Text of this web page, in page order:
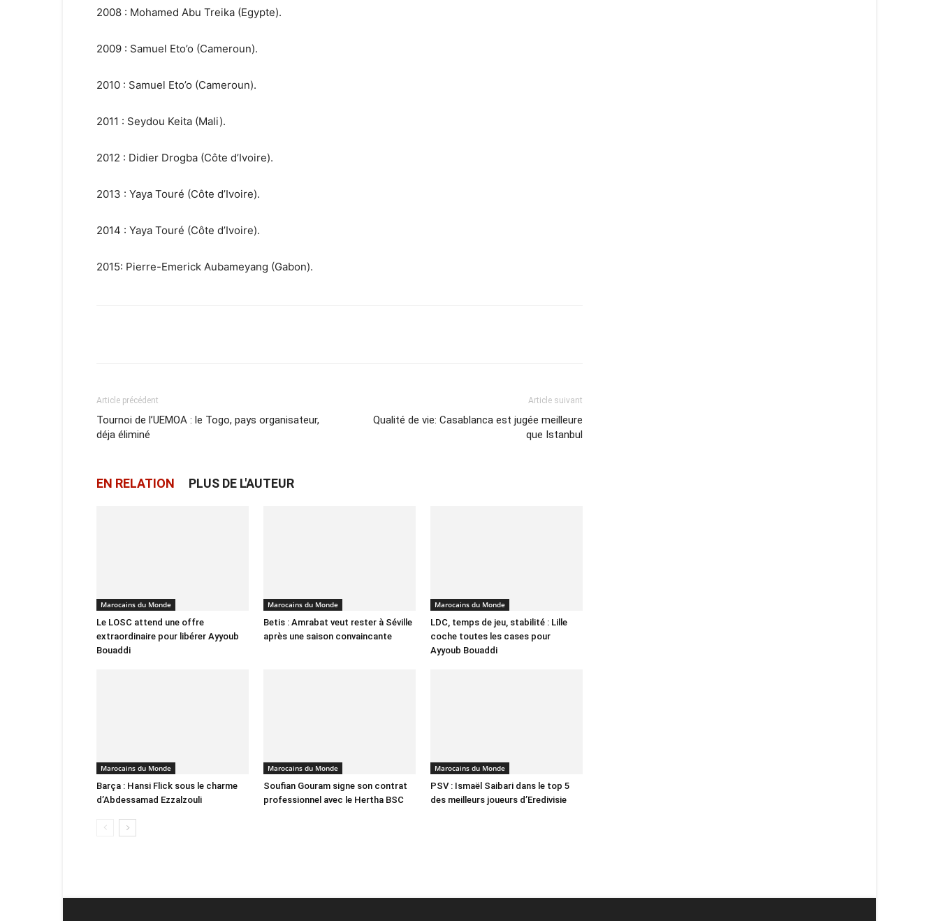
2008 : Mohamed Abu Treika (Egypte).
2009 : Samuel Eto’o (Cameroun).
2010 : Samuel Eto’o (Cameroun).
2011 : Seydou Keita (Mali).
2012 : Didier Drogba (Côte d’Ivoire).
2013 : Yaya Touré (Côte d’Ivoire).
2014 : Yaya Touré (Côte d’Ivoire).
2015: Pierre-Emerick Aubameyang (Gabon).
Article précédent
Tournoi de l’UEMOA : le Togo, pays organisateur,
déja éliminé
Article suivant
Qualité de vie: Casablanca est jugée meilleure
que Istanbul
EN RELATION PLUS DE L'AUTEUR
Marocains du Monde
Le LOSC attend une offre
extraordinaire pour libérer Ayyoub
Bouaddi
Marocains du Monde
Betis : Amrabat veut rester à Séville
après une saison convaincante
Marocains du Monde
LDC, temps de jeu, stabilité : Lille
coche toutes les cases pour
Ayyoub Bouaddi
Marocains du Monde
Barça : Hansi Flick sous le charme
d’Abdessamad Ezzalzouli
Marocains du Monde
Soufian Gouram signe son contrat
professionnel avec le Hertha BSC
Marocains du Monde
PSV : Ismaël Saibari dans le top 5
des meilleurs joueurs d’Eredivisie